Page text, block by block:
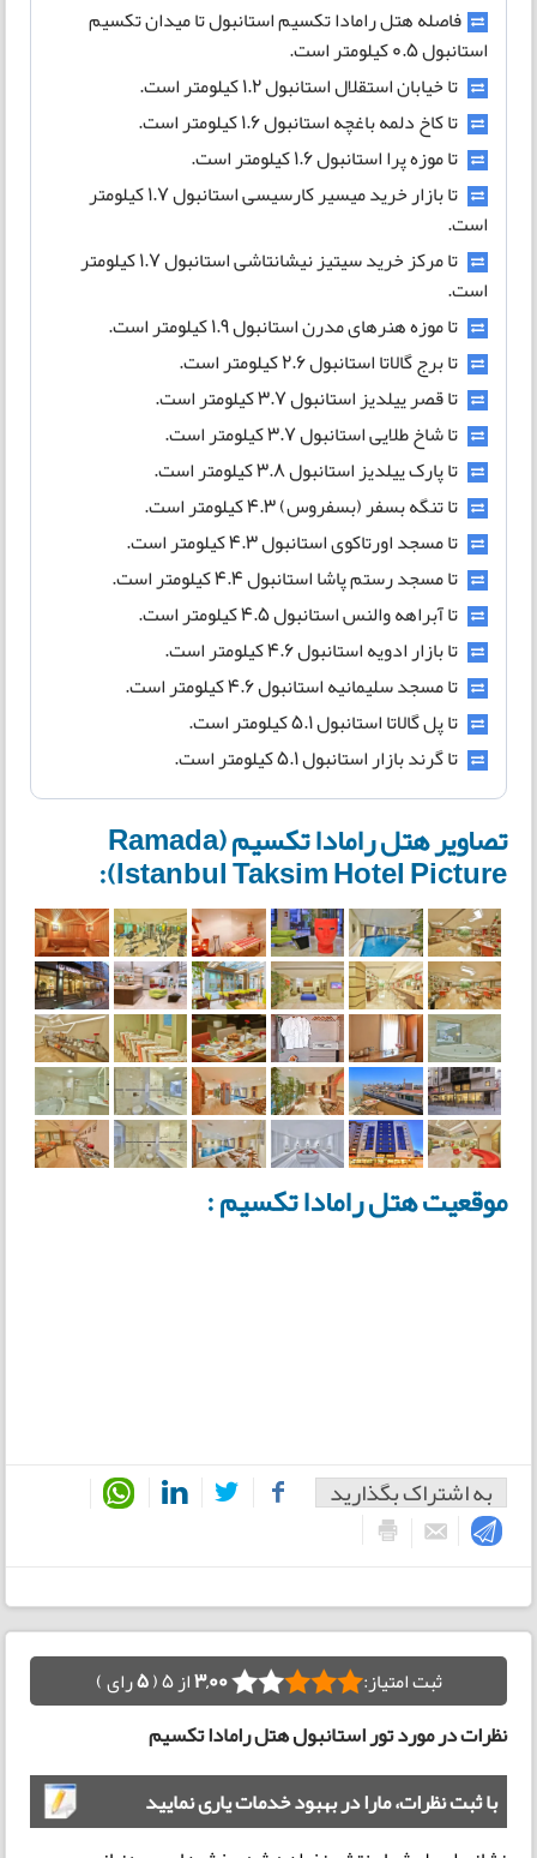
فاصله هتل رامادا تکسیم استانبول تا میدان تکسیم
استانبول ۰.۵ کیلومتر است.
تا خیابان استقلال استانبول ۱.۲ کیلومتر است.
تا کاخ دلمه باغچه استانبول ۱.۶ کیلومتر است.
تا موزه پرا استانبول ۱.۶ کیلومتر است.
تا بازار خرید میسیر کارسیسی استانبول ۱.۷ کیلومتر
است.
تا مرکز خرید سیتیز نیشانتاشی استانبول ۱.۷ کیلومتر
است.
تا موزه هنرهای مدرن استانبول ۱.۹ کیلومتر است.
تا برج گالاتا استانبول ۲.۶ کیلومتر است.
تا قصر ییلدیز استانبول ۳.۷ کیلومتر است.
تا شاخ طلایی استانبول ۳.۷ کیلومتر است.
تا پارک ییلدیز استانبول ۳.۸ کیلومتر است.
تا تنگه بسفر (بسفروس) ۴.۳ کیلومتر است.
تا مسجد اورتاکوی استانبول ۴.۳ کیلومتر است.
تا مسجد رستم پاشا استانبول ۴.۴ کیلومتر است.
تا آبراهه والنس استانبول ۴.۵ کیلومتر است.
تا بازار ادویه استانبول ۴.۶ کیلومتر است.
تا مسجد سلیمانیه استانبول ۴.۶ کیلومتر است.
تا پل گالاتا استانبول ۵.۱ کیلومتر است.
تا گرند بازار استانبول ۵.۱ کیلومتر است.
تصاویر هتل رامادا تکسیم (Ramada
Istanbul Taksim Hotel Picture):
موقعیت هتل رامادا تکسیم :
به اشتراک بگذارید
ثبت امتیاز: 3,00از 5 ( 5رای )
نظرات در مورد تور استانبول هتل رامادا تکسیم
با ثبت نظرات، مارا در بهبود خدمات یاری نمایید